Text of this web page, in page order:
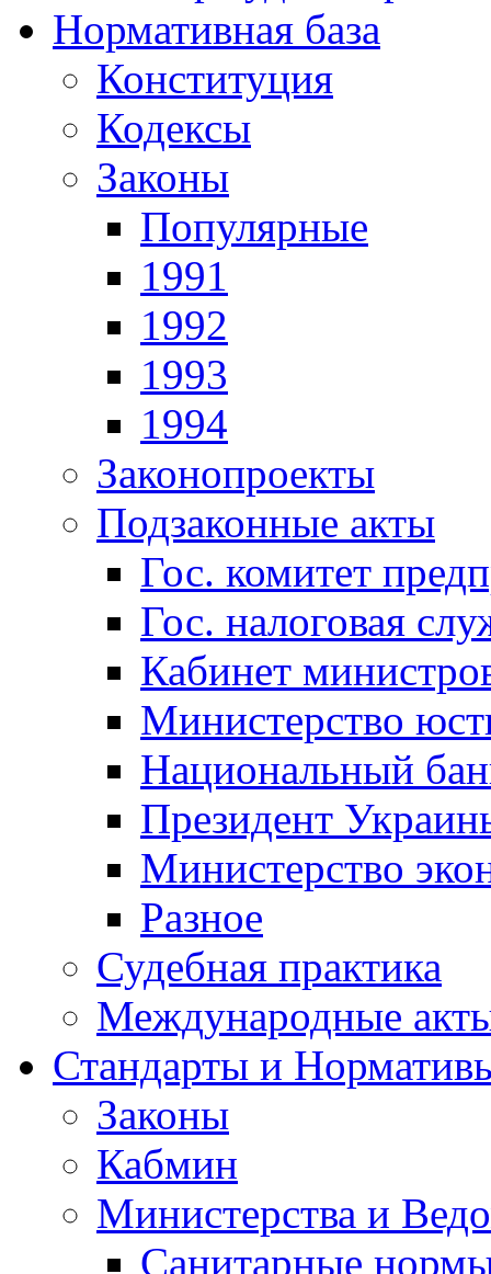
Нормативная база
Конституция
Кодексы
Законы
Популярные
1991
1992
1993
1994
Законопроекты
Подзаконные акты
Гос. комитет
Гос. налоговая
Кабинет
Министерство
Национальный
Президент
Министерство
Разное
Судебная практика
Международные
Стандарты и
Законы
Кабмин
Министерства и
Санитарные